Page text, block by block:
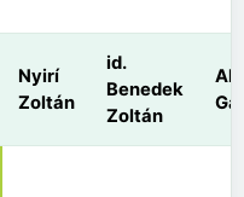
Nyirí
Zoltán
id.
Benedek
Zoltán